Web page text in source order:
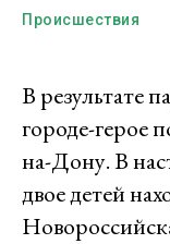
Происшествия
В результате
городе-герое
на-Дону. В
двое детей